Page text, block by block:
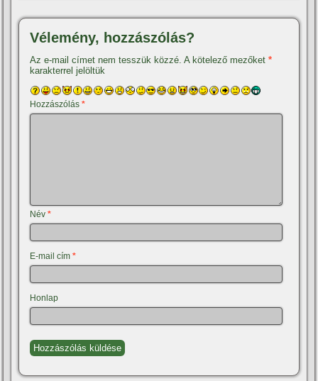
Vélemény, hozzászólás?
Az e-mail címet nem tesszük közzé. A kötelező mezőket*
karakterrel jelöltük
Hozzászólás*
Név*
E-mail cím*
Honlap